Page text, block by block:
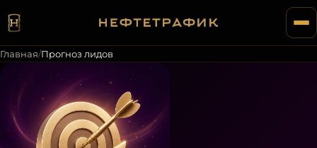
Главная/Прогноз лидов